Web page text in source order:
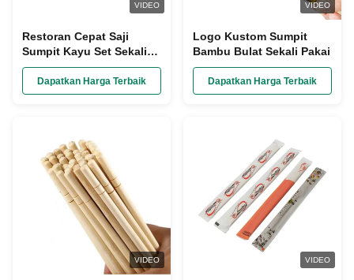
VIDEO
Restoran Cepat Saji
Sumpit Kayu Set Sekali
Pakai Dibungkus Dalam
Kantong Plastik
Dapatkan Harga Terbaik
VIDEO
Logo Kustom Sumpit
Bambu Bulat Sekali Pakai
Dapatkan Harga Terbaik
VIDEO VIDEO